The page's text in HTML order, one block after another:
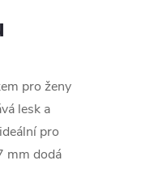
pro ženy
lesk a
pro
mm dodá